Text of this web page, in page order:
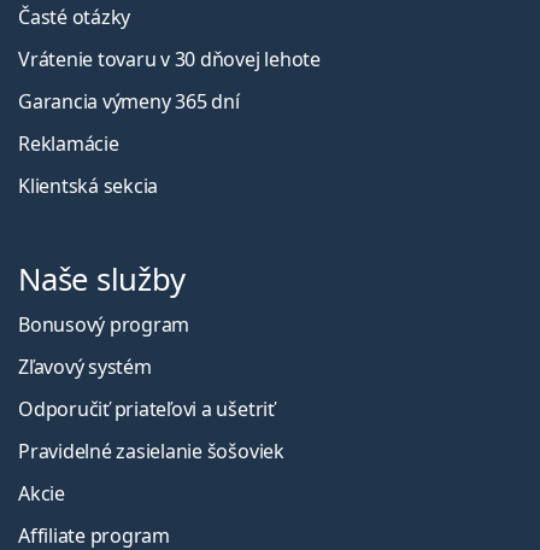
Časté otázky
Vrátenie tovaru v 30 dňovej lehote
Garancia výmeny 365 dní
Reklamácie
Klientská sekcia
Naše služby
Bonusový program
Zľavový systém
Odporučiť priateľovi a ušetriť
Pravidelné zasielanie šošoviek
Akcie
Affiliate program